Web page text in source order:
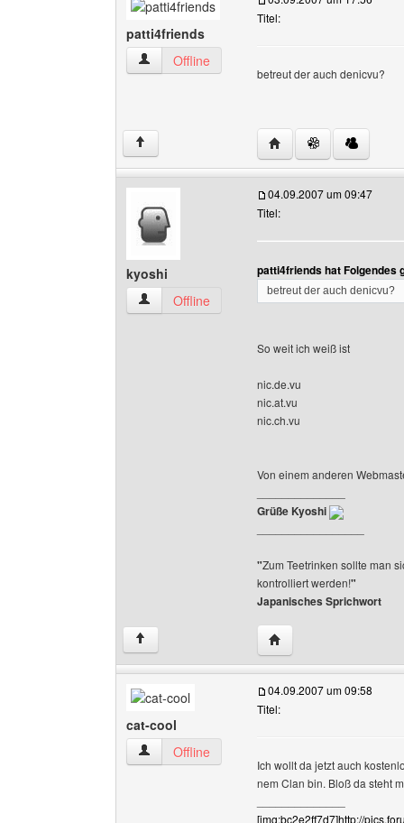
patti4friends
patti4friends Benutzer-Profile anzeigen
Offline
Titel:
betreut der auch denicvu?
↑ Website dieses
kyoshi
kyoshi Benutzer-Profile anzeigen
Offline
04.09.2007 um 09:47
Titel:
patti4friends hat Folgendes
betreut der auch denicvu?
So weit ich weiß ist
nic.de.vu
nic.at.vu
nic.ch.vu
Von einem anderen
Grüße Kyoshi
"Zum Teetrinken sollte man
kontrolliert werden!"
Japanisches Sprichwort
↑ Website dieses
cat-cool
cat-cool Benutzer-Profile anzeigen
Offline
04.09.2007 um 09:58
Titel:
Ich wollt da jetzt auch
nem Clan bin. Bloß da steht
[img:bc2e2ff7d7]http://